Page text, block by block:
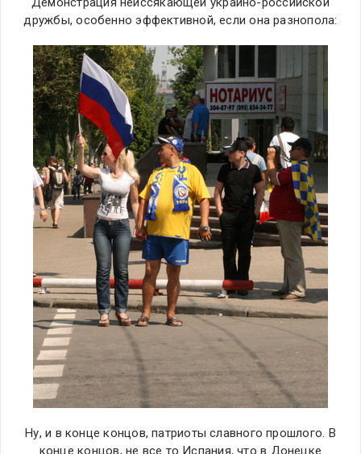
дружбы, особенно эффективной, если она разнопола:
Ну, и в конце концов, патриоты славного прошлого. В
конце концов, не все то Испания, что в Донецке